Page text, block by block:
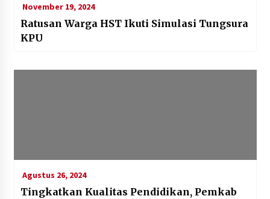
November 19, 2024
Ratusan Warga HST Ikuti Simulasi Tungsura
KPU
Agustus 26, 2024
Tingkatkan Kualitas Pendidikan, Pemkab